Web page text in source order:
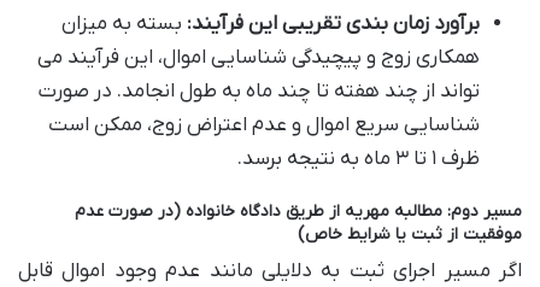
برآورد زمان بندی تقریبی این فرآیند: بسته به میزان
همکاری زوج و پیچیدگی شناسایی اموال، این فرآیند می
تواند از چند هفته تا چند ماه به طول انجامد. در صورت
شناسایی سریع اموال و عدم اعتراض زوج، ممکن است
ظرف ۱ تا ۳ ماه به نتیجه برسد.
مسیر دوم: مطالبه مهریه از طریق دادگاه خانواده (در صورت عدم
موفقیت از ثبت یا شرایط خاص)
اگر مسیر اجرای ثبت به دلایلی مانند عدم وجود اموال قابل